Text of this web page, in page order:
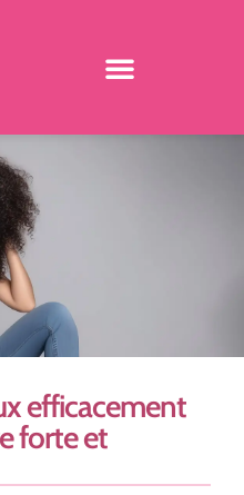
efficacement
forte et